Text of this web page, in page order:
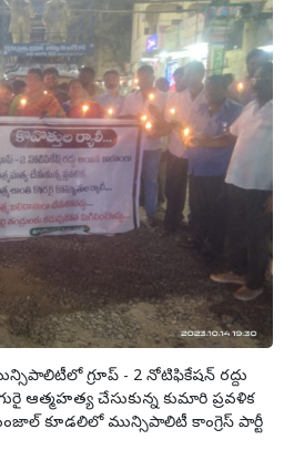
గ్రూప్ - 2 నోటిఫికేషన్ రద్దు
చేసుకున్న కుమారి ప్రవళిక
కూడలిలో మున్సిపాలిటీ కాంగ్రెస్ పార్టీ